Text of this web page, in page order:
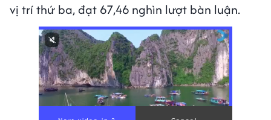
vị trí thứ ba, đạt 67,46 nghìn lượt bàn luận.